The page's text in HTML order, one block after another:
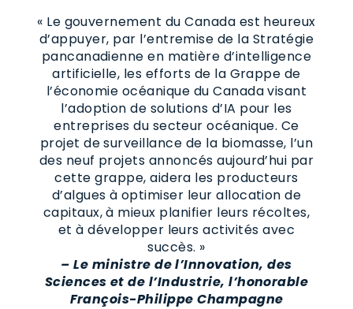
« Le gouvernement du Canada est heureux
d’appuyer, par l’entremise de la Stratégie
pancanadienne en matière d’intelligence
artificielle, les efforts de la Grappe de
l’économie océanique du Canada visant
l’adoption de solutions d’IA pour les
entreprises du secteur océanique. Ce
projet de surveillance de la biomasse, l’un
des neuf projets annoncés aujourd’hui par
cette grappe, aidera les producteurs
d’algues à optimiser leur allocation de
capitaux, à mieux planifier leurs récoltes,
et à développer leurs activités avec
succès. »
– Le ministre de l’Innovation, des
Sciences et de l’Industrie, l’honorable
François-Philippe Champagne